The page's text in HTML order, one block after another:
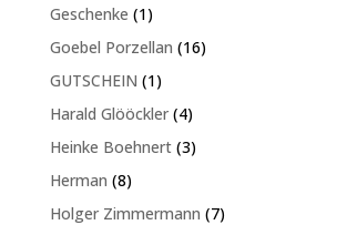
Geschenke 11
Produkt
Goebel Porzellan 1616
GUTSCHEIN 11
Produkt
Harald Glööckler 44
Produkte
Heinke Boehnert 33
Herman 88
Holger Zimmermann 77